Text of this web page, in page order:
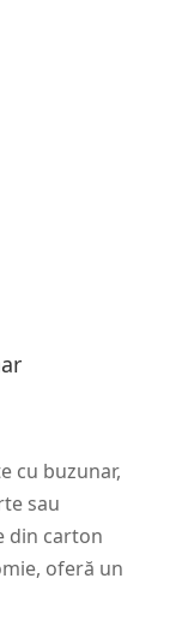
cu buzunar,
sau
din carton
oferă un